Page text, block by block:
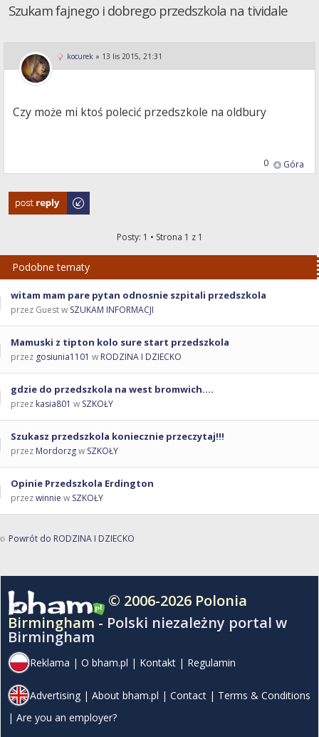
Szukam fajnego i dobrego przedszkola na tividale
kocurek » 13 lis 2015, 21:31
Czy może mi ktoś polecić przedszkole na oldbury
Góra
0
Odpowiedz
Posty: 1 • Strona 1 z 1
Podobne tematy
witam mam pare pytan odnosnie szpitali przedszkola
przez Guest w SZUKAM INFORMACJI
Mamuski z tipton kolo sure start przedszkola
przez gosiunia1101 w RODZINA I DZIECKO
gdzie do przedszkola na west bromwich....
przez kasia801 w SZKOŁY
Szukasz przedszkola koniecznie przeczytaj!!!
przez Mordorzgw SZKOŁY
Opinie Przedszkola Erdington
przezwinnie w SZKOŁY
Powrót do RODZINA I DZIECKO
© 2006-2026 Polonia
Birmingham - Polski niezależny portal w
Birmingham
Reklama | O bham.pl | Kontakt | Regulamin
Advertising | About bham.pl | Contact | Terms & Conditions
| Are you an employer?